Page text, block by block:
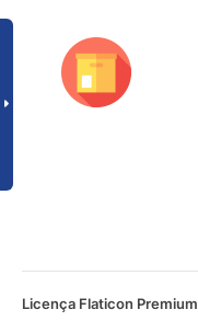
Licença Flaticon Premium